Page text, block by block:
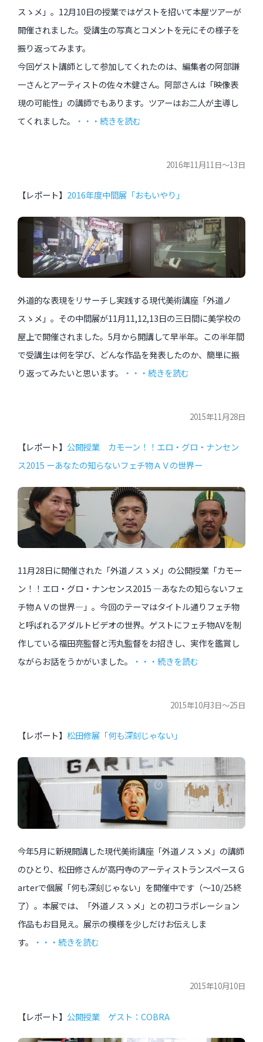
スゝメ」。12月10日の授業ではゲストを招いて本屋ツアーが
開催されました。受講生の写真とコメントを元にその様子を
振り返ってみます。
今回ゲスト講師として参加してくれたのは、編集者の阿部謙
一さんとアーティストの佐々木健さん。阿部さんは「映像表
現の可能性」の講師でもあります。ツアーはお二人が主導し
てくれました。
・・・続きを読む
2016年11月11日〜13日
【レポート】 2016年度中間展「おもいやり」
外道的な表現をリサーチし実践する現代美術講座「外道ノ
スゝメ」。その中間展が11月11,12,13日の三日間に美学校の
屋上で開催されました。5月から開講して早半年。この半年間
で受講生は何を学び、どんな作品を発表したのか、簡単に振
り返ってみたいと思います。
・・・続きを読む
2015年11月28日
【レポート】 公開授業 カモーン！！エロ・グロ・ナンセン
ス2015 ーあなたの知らないフェチ物ＡＶの世界ー
11月28日に開催された「外道ノスゝメ」の公開授業「カモー
ン！！エロ・グロ・ナンセンス2015 —あなたの知らないフェ
チ物ＡＶの世界—」。今回のテーマはタイトル通りフェチ物
と呼ばれるアダルトビデオの世界。ゲストにフェチ物AVを制
作している福田亮監督と汚丸監督をお招きし、実作を鑑賞し
ながらお話をうかがいました。
・・・続きを読む
2015年10月3日〜25日
【レポート】 松田修展「何も深刻じゃない」
今年5月に新規開講した現代美術講座「外道ノスゝメ」の講師
のひとり、松田修さんが高円寺のアーティストランスペース G
arterで個展「何も深刻じゃない」を開催中です（〜10/25終
了）。本展では、「外道ノスゝメ」との初コラボレーション
作品もお目見え。展示の模様を少しだけお伝えしま
す。
・・・続きを読む
2015年10月10日
【レポート】 公開授業 ゲスト：COBRA